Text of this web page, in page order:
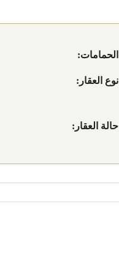
الحمامات:
نوع العقار:
حالة العقار: